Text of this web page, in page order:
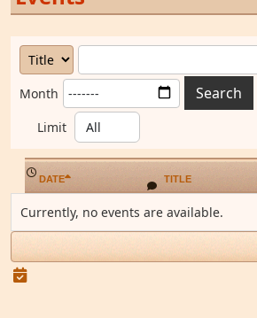
Month Search
Limit
DATE TITLE
Currently, no events are available.